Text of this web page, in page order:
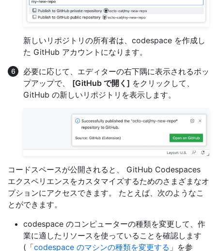
新しいリポジトリの所有者は、codespace を作成し
た GitHub アカウントになります。
必要に応じて、エディターの右下隅に表示されるポッ
プアップで、 [GitHub で開く] をクリックして、
GitHub の新しいリポジトリを表示します。
コードスペースが公開されると、 GitHub Codespaces
エクスペリエンスをカスタマイズするためのさまざまなオ
プションにアクセスできます。 たとえば、次のようなこ
とができます。
codespace のコンピューターの種類を変更して、作
業に適したリソースを使っていることを確認します
(「codespace のマシンの種類を変更する 」を参